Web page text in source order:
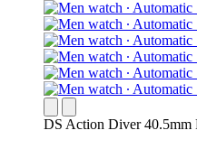
DS Action Diver 40.5mm